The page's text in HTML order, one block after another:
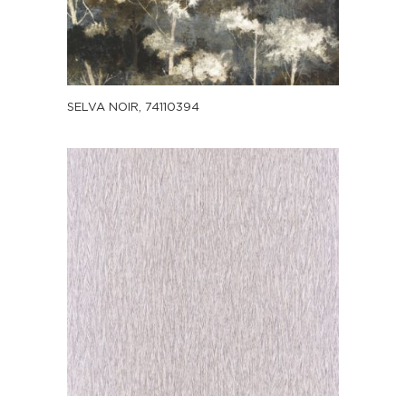
SELVA NOIR, 74110394